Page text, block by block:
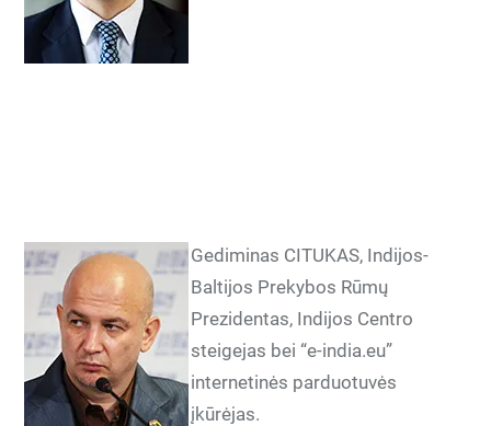
Gediminas CITUKAS, Indijos-
Baltijos Prekybos Rūmų
Prezidentas, Indijos Centro
steigejas bei “e-india.eu”
internetinės parduotuvės
įkūrėjas.